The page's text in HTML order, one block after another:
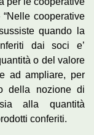
cooperative
quando la
dai soci e’
o del valore
ad ampliare, per
della nozione di
alla quantità
conferiti.